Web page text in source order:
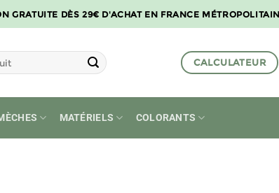
GRATUITE DÈS 29€ D'ACHAT EN FRANCE
CALCULATEUR
MATÉRIELS COLORANTS